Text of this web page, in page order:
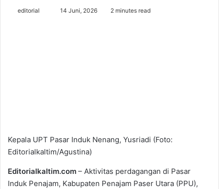
editorial
Send14 Juni, 2026 2 minutes read
Kepala UPT Pasar Induk Nenang, Yusriadi (Foto:
Editorialkaltim/Agustina)
Editorialkaltim.com – Aktivitas perdagangan di Pasar
Induk Penajam, Kabupaten Penajam Paser Utara (PPU),